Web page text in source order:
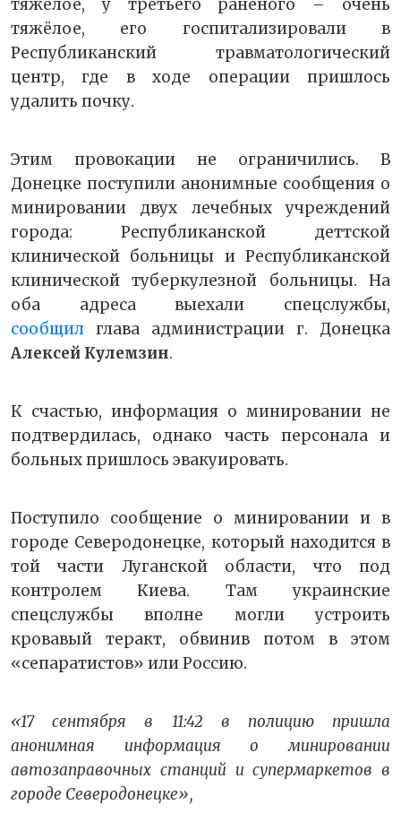
тяжёлое, у третьего раненого – очень
тяжёлое, его госпитализировали в
Республиканский травматологический
центр, где в ходе операции пришлось
удалить почку.
Этим провокации не ограничились. В
Донецке поступили анонимные сообщения о
минировании двух лечебных учреждений
города: Республиканской деттской
клинической больницы и Республиканской
клинической туберкулезной больницы. На
оба адреса выехали спецслужбы,
сообщил глава администрации г. Донецка
Алексей Кулемзин.
К счастью, информация о минировании не
подтвердилась, однако часть персонала и
больных пришлось эвакуировать.
Поступило сообщение о минировании и в
городе Северодонецке, который находится в
той части Луганской области, что под
контролем Киева. Там украинские
спецслужбы вполне могли устроить
кровавый теракт, обвинив потом в этом
«сепаратистов» или Россию.
«17 сентября в 11:42 в полицию пришла
анонимная информация о минировании
автозаправочных станций и супермаркетов в
городе Северодонецке»,